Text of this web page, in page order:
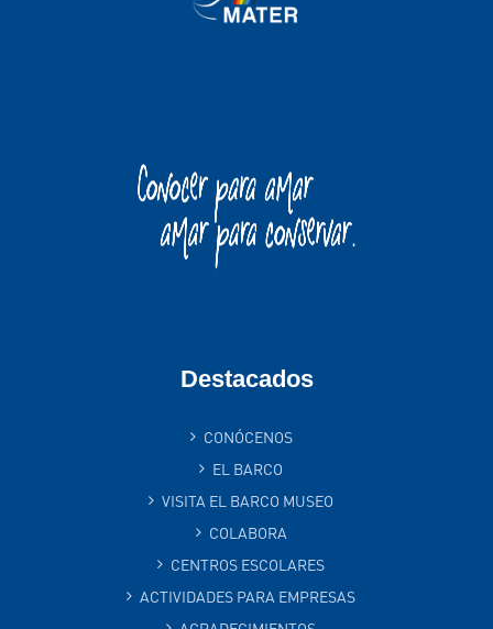
Destacados
CONÓCENOS
EL BARCO
VISITA EL BARCO MUSEO
COLABORA
CENTROS ESCOLARES
ACTIVIDADES PARA EMPRESAS